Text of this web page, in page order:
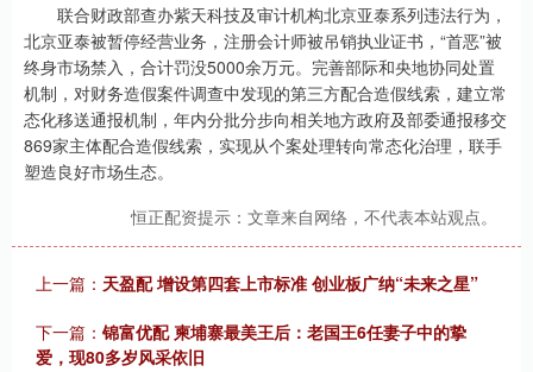
联合财政部查办紫天科技及审计机构北京亚泰系列违法行为，
北京亚泰被暂停经营业务，注册会计师被吊销执业证书，“首恶”被
终身市场禁入，合计罚没5000余万元。完善部际和央地协同处置
机制，对财务造假案件调查中发现的第三方配合造假线索，建立常
态化移送通报机制，年内分批分步向相关地方政府及部委通报移交
869家主体配合造假线索，实现从个案处理转向常态化治理，联手
塑造良好市场生态。
恒正配资提示：文章来自网络，不代表本站观点。
上一篇： 天盈配 增设第四套上市标准 创业板广纳“未来之星”
下一篇： 锦富优配 柬埔寨最美王后：老国王6任妻子中的挚
爱，现80多岁风采依旧